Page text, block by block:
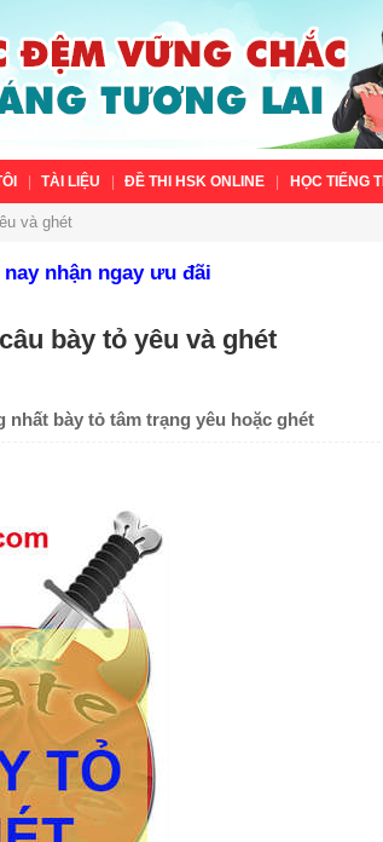
TÀI LIỆU ĐỀ THI HSK ONLINE HỌC TIẾNG
và ghét
nhận ngay ưu đãi
bày tỏ yêu và ghét
bày tỏ tâm trạng yêu hoặc ghét